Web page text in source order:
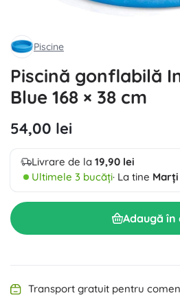
Piscine
Piscină gonflabilă
Blue 168 × 38 cm
54,00 lei
Livrare de la 19,90 lei
Ultimele 3 bucăți· La tine Marți
Adaugă în
Transport gratuit pentru